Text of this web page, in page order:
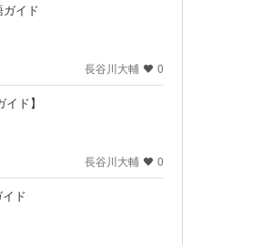
イド
長谷川大輔 0
ド】
長谷川大輔 0
ド